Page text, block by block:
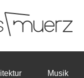
Musik